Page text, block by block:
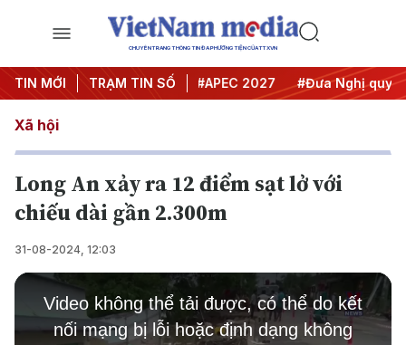
CHUYÊN TRANG THÔNG TIN ĐA PHƯƠNG TIỆN CỦA TTXVN
TIN MỚI TRẠM TIN SỐ
#Hội nghị Trung ương 3 #APEC 2027 #Đưa Nghị quyết
Xã hội
Long An xảy ra 12 điểm sạt lở với
chiếu dài gần 2.300m
31-08-2024, 12:03
This
modal
window.
Video không thể tải được, có thể do kết
nối mạng bị lỗi hoặc định dạng không